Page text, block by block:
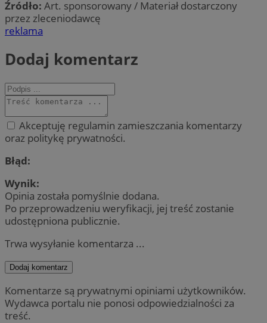
Źródło: Art. sponsorowany / Materiał dostarczony
przez zleceniodawcę
reklama
Dodaj komentarz
Akceptuję regulamin zamieszczania komentarzy
oraz politykę prywatności.
Błąd:
Wynik:
Opinia została pomyślnie dodana.
Po przeprowadzeniu weryfikacji, jej treść zostanie
udostępniona publicznie.
Trwa wysyłanie komentarza ...
Dodaj komentarz
Komentarze są prywatnymi opiniami użytkowników.
Wydawca portalu nie ponosi odpowiedzialności za
treść.